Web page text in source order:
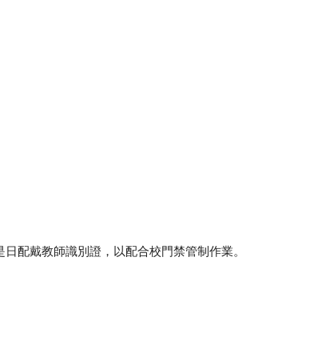
配戴教師識別證，以配合校門禁管制作業。